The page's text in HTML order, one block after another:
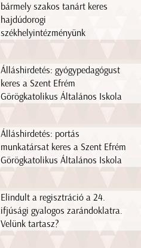
bármely szakos tanárt keres
hajdúdorogi
székhelyintézményünk
Álláshirdetés: gyógypedagógust
keres a Szent Efrém
Görögkatolikus Általános Iskola
Álláshirdetés: portás
munkatársat keres a Szent Efrém
Görögkatolikus Általános Iskola
Elindult a regisztráció a 24.
ifjúsági gyalogos zarándoklatra.
Velünk tartasz?